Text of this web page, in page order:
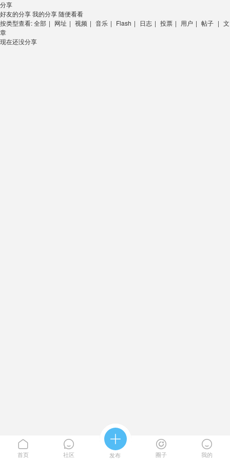
分享
好友的分享我的分享随便看看
按类型查看:全部 | 网址 | 视频 | 音乐 | Flash | 日志 | 投票 | 用户 | 帖子 | 文
章
现在还没分享

首页

社区

发布

圈子

我的